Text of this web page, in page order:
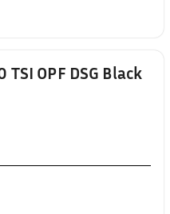
OPF DSG Black